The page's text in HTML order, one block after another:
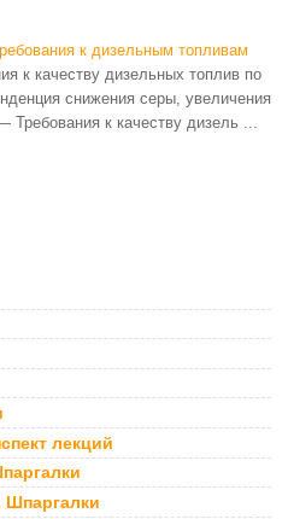
к дизельным топливам
к качеству дизельных топлив по
снижения серы, увеличения
Требования к качеству дизель ...
лекций
Шпаргалки